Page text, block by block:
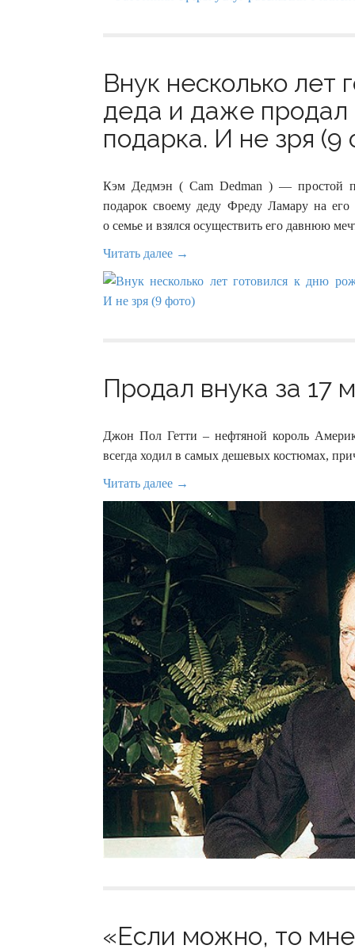
Внук несколько лет
деда и даже
подарка. И не зря (9
Кэм Дедмэн ( Cam Dedman ) — простой
подарок своему деду Фреду Ламару на его
о семье и взялся осуществить его давнюю
Читать далее →
Продал внука за 17
Джон Пол Гетти – нефтяной король
всегда ходил в самых дешевых костюмах,
Читать далее →
«Если можно, то